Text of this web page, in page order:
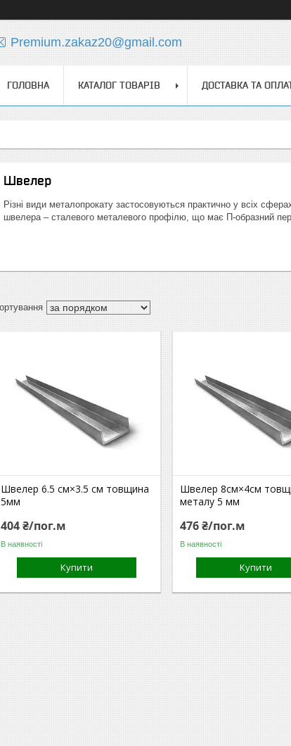
Premium.zakaz20@gmail.com
ГОЛОВНА КАТАЛОГ ТОВАРІВ ДОСТАВКА ТА
Швелер
Різні види металопрокату застосовуються практично у всіх
швелера – сталевого металевого профілю, що має П-образний
Швелер 6.5 см×3.5 см товщина
5мм
404 ₴/пог.м
В наявності
Купити
Швелер 8см×4см
металу 5 мм
476 ₴/пог.м
В наявності
Купити